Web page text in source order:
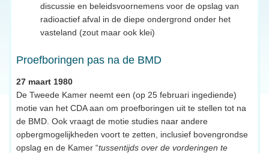
discussie en beleidsvoornemens voor de opslag van
radioactief afval in de diepe ondergrond onder het
vasteland (zout maar ook klei)
Proefboringen pas na de BMD
27 maart 1980
De Tweede Kamer neemt een (op 25 februari ingediende)
motie van het CDA aan om proefboringen uit te stellen tot na
de BMD. Ook vraagt de motie studies naar andere
opbergmogelijkheden voort te zetten, inclusief bovengrondse
opslag en de Kamer “tussentijds over de vorderingen te